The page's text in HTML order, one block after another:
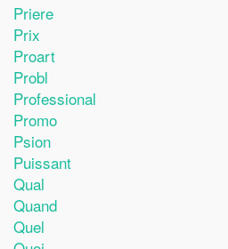
Priere
Prix
Proart
Probl
Professional
Promo
Psion
Puissant
Qual
Quand
Quel